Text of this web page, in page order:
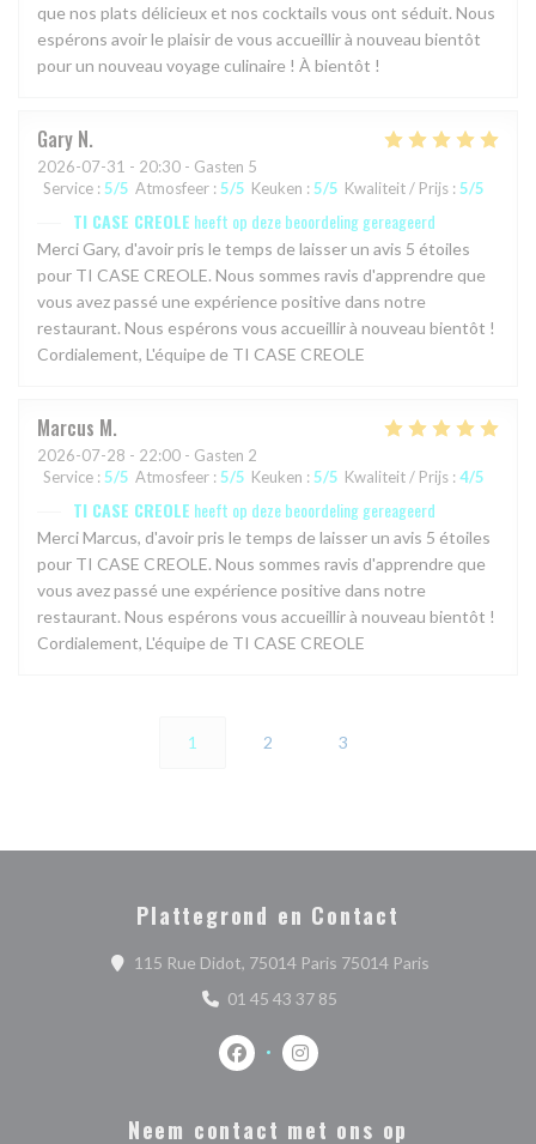
que nos plats délicieux et nos cocktails vous ont séduit. Nous
espérons avoir le plaisir de vous accueillir à nouveau bientôt
pour un nouveau voyage culinaire ! À bientôt !
Gary N
2026-07-31 - 20:30 - Gasten 5
Service : 5/5 Atmosfeer : 5/5 Keuken : 5/5 Kwaliteit / Prijs : 5/5
TI CASE CREOLE heeft op deze beoordeling gereageerd
Merci Gary, d'avoir pris le temps de laisser un avis 5 étoiles
pour TI CASE CREOLE. Nous sommes ravis d'apprendre que
vous avez passé une expérience positive dans notre
restaurant. Nous espérons vous accueillir à nouveau bientôt !
Cordialement, L'équipe de TI CASE CREOLE
Marcus M
2026-07-28 - 22:00 - Gasten 2
Service : 5/5 Atmosfeer : 5/5 Keuken : 5/5 Kwaliteit / Prijs : 4/5
TI CASE CREOLE heeft op deze beoordeling gereageerd
Merci Marcus, d'avoir pris le temps de laisser un avis 5 étoiles
pour TI CASE CREOLE. Nous sommes ravis d'apprendre que
vous avez passé une expérience positive dans notre
restaurant. Nous espérons vous accueillir à nouveau bientôt !
Cordialement, L'équipe de TI CASE CREOLE
1 2 3
Plattegrond en Contact
115 Rue Didot, 75014 Paris 75014 Paris
01 45 43 37 85
Facebook ((opent in een nieuw
Instagram ((opent in een
Neem contact met ons op